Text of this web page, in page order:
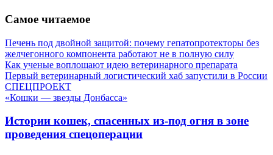
Самое читаемое
Печень под двойной защитой: почему гепатопротекторы без
желчегонного компонента работают не в полную силу
Как ученые воплощают идею ветеринарного препарата
Первый ветеринарный логистический хаб запустили в России
СПЕЦПРОЕКТ
«Кошки — звезды Донбасса»
Истории кошек, спасенных из-под огня в зоне
проведения спецоперации